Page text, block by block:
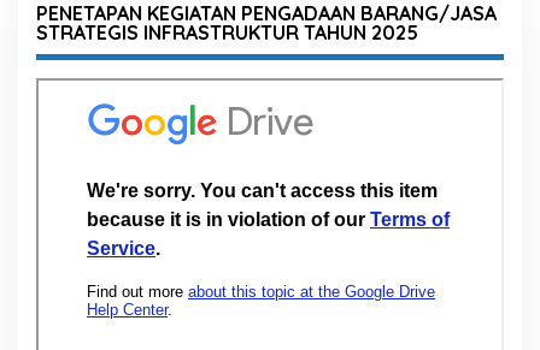
PENETAPAN KEGIATAN PENGADAAN BARANG/JASA
STRATEGIS INFRASTRUKTUR TAHUN 2025